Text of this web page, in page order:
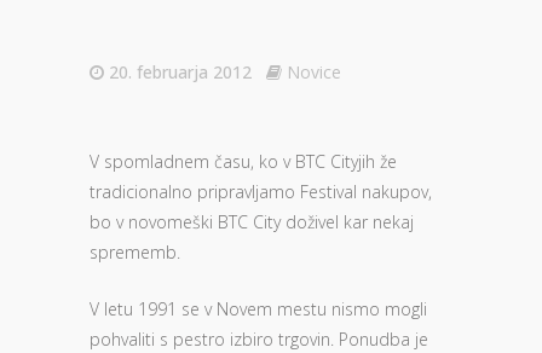
20. februarja 2012 Novice
V spomladnem času, ko v BTC Cityjih že
tradicionalno pripravljamo Festival nakupov,
bo v novomeški BTC City doživel kar nekaj
sprememb.
V letu 1991 se v Novem mestu nismo mogli
pohvaliti s pestro izbiro trgovin. Ponudba je